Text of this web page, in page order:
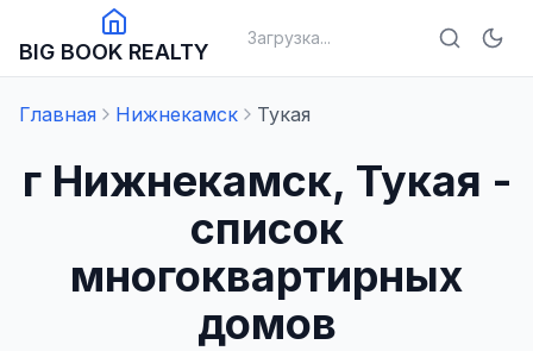
BIG BOOK REALTY
Загрузка...
Главная Нижнекамск Тукая
г Нижнекамск, Тукая -
список
многоквартирных
домов